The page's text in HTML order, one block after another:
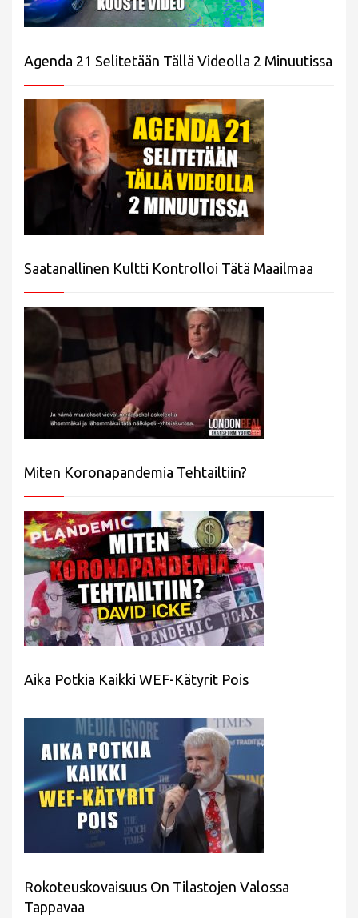
Agenda 21 Selitetään Tällä Videolla 2 Minuutissa
Saatanallinen Kultti Kontrolloi Tätä Maailmaa
Miten Koronapandemia Tehtailtiin?
Aika Potkia Kaikki WEF-Kätyrit Pois
Rokoteuskovaisuus On Tilastojen Valossa
Tappavaa